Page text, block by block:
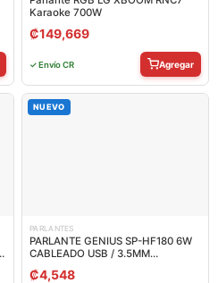
Karaoke 700W
₡149,669
✓ Envío CR Agregar
NUEVO
PARLANTES
PARLANTE GENIUS SP-HF180 6W
CABLEADO USB / 3.5MM
31730029401
₡4,548